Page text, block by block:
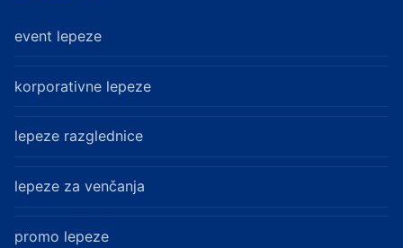
event lepeze
korporativne lepeze
lepeze razglednice
lepeze za venčanja
promo lepeze